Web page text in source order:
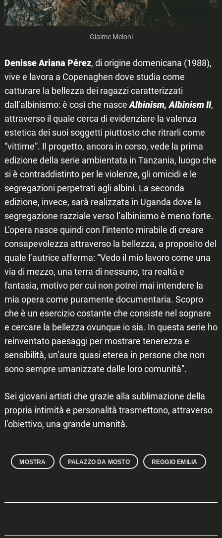
Giaime Meloni
Denisse Ariana Pérez, di origine domenicana (1988),
vive e lavora a Copenaghen dove studia come
catturare la bellezza dei ragazzi caratterizzati
dall’albinismo: è così che nasceAlbinism, Albinism II,
attraverso il quale cerca di evidenziare la valenza
estetica dei suoi soggetti piuttosto che ritrarli come
“vittime”. Il progetto, ancora in corso, vede la prima
edizione della serie ambientata in Tanzania, luogo che
si è contraddistinto per le violenze, gli omicidi e le
segregazioni perpetrati agli albini. La seconda
edizione, invece, sarà realizzata in Uganda dove la
segregazione razziale verso l’albinismo è meno forte.
L’opera nasce quindi con l’intento mirabile di creare
consapevolezza attraverso la bellezza, a proposito del
quale l’autrice afferma: “Vedo il mio lavoro come una
via di mezzo, una terra di nessuno, tra realtà e
fantasia, motivo per cui non potrei mai intendere la
mia opera come puramente documentaria. Scopro
che è un esercizio costante che consiste nel sognare
e cercare la bellezza ovunque io sia. In questa serie ho
reinventato paesaggi per mostrare tenerezza e
sensibilità, un’aura quasi eterea in persone che non
sono sempre umanizzate dalle loro comunità”.
Sei giovani artisti che grazie alla sublimazione della
propria intimità e personalità trasmettono, attraverso
l’obiettivo, una grande umanità.
MOSTRA PALAZZO DA MOSTO REGGIO EMILIA